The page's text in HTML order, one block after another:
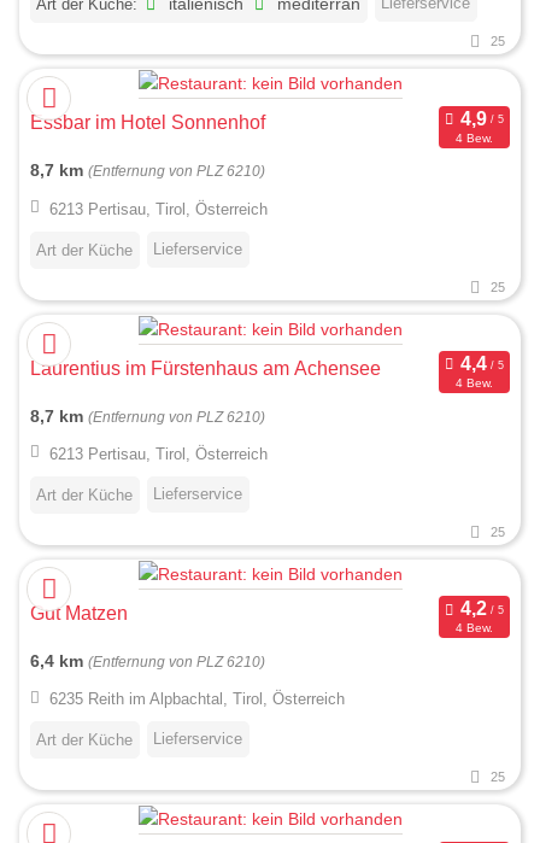
Art der Küche: italienisch mediterran
25
Essbar im Hotel Sonnenhof
4 Bew.
8,7 km (Entfernung von PLZ 6210)
6213 Pertisau, Tirol, Österreich
Art der Küche Lieferservice
25
Laurentius im Fürstenhaus am Achensee
4 Bew.
8,7 km (Entfernung von PLZ 6210)
6213 Pertisau, Tirol, Österreich
Art der Küche Lieferservice
25
Gut Matzen
4 Bew.
6,4 km (Entfernung von PLZ 6210)
6235 Reith im Alpbachtal, Tirol, Österreich
Art der Küche Lieferservice
25